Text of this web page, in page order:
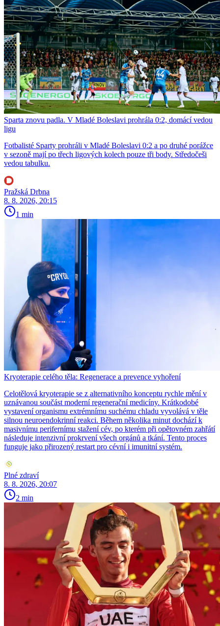
Sparta znovu padla. V Mladé Boleslavi prohrála 0:2, domácí vedou
ligu
Fotbalisté Sparty prohráli v Mladé Boleslavi 0:2 a po druhé porážce
v sezoně mají po třech ligových kolech pouze tři body. Středočeši
vedou tabulku.
Pražská Drbna
8. 8. 2026, 20:15
1 min
Kryoterapie celého těla: Regenerace a prevence vyhoření
Celotělová kryoterapie se z alternativního konceptu rychle mění v
uznávanou součást moderní regenerační medicíny. Krátkodobé
vystavení organismu extrémnímu suchému chladu vyvolává v těle
silnou neuroendokrinní reakci. Během několika minut dochází k
masivnímu perifernímu stažení cév, po kterém při opětovném zahřátí
následuje intenzivní prokrvení všech orgánů a tkání. Tento proces
funguje jako přirozený restart pro cévní i imunitní systém.
Plné zdraví
8. 8. 2026, 20:07
2 min